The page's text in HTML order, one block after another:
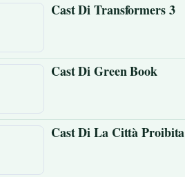
Cast Di Transformers 3
Cast Di Green Book
Cast Di La Città Proibita